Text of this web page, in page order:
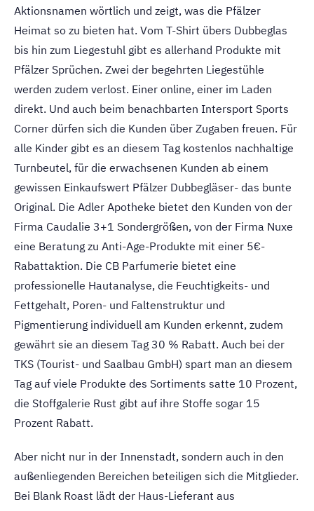
Aktionsnamen wörtlich und zeigt, was die Pfälzer
Heimat so zu bieten hat. Vom T-Shirt übers Dubbeglas
bis hin zum Liegestuhl gibt es allerhand Produkte mit
Pfälzer Sprüchen. Zwei der begehrten Liegestühle
werden zudem verlost. Einer online, einer im Laden
direkt. Und auch beim benachbarten Intersport Sports
Corner dürfen sich die Kunden über Zugaben freuen. Für
alle Kinder gibt es an diesem Tag kostenlos nachhaltige
Turnbeutel, für die erwachsenen Kunden ab einem
gewissen Einkaufswert Pfälzer Dubbegläser- das bunte
Original. Die Adler Apotheke bietet den Kunden von der
Firma Caudalie 3+1 Sondergrößen, von der Firma Nuxe
eine Beratung zu Anti-Age-Produkte mit einer 5€-
Rabattaktion. Die CB Parfumerie bietet eine
professionelle Hautanalyse, die Feuchtigkeits- und
Fettgehalt, Poren- und Faltenstruktur und
Pigmentierung individuell am Kunden erkennt, zudem
gewährt sie an diesem Tag 30 % Rabatt. Auch bei der
TKS (Tourist- und Saalbau GmbH) spart man an diesem
Tag auf viele Produkte des Sortiments satte 10 Prozent,
die Stoffgalerie Rust gibt auf ihre Stoffe sogar 15
Prozent Rabatt.
Aber nicht nur in der Innenstadt, sondern auch in den
außenliegenden Bereichen beteiligen sich die Mitglieder.
Bei Blank Roast lädt der Haus-Lieferant aus